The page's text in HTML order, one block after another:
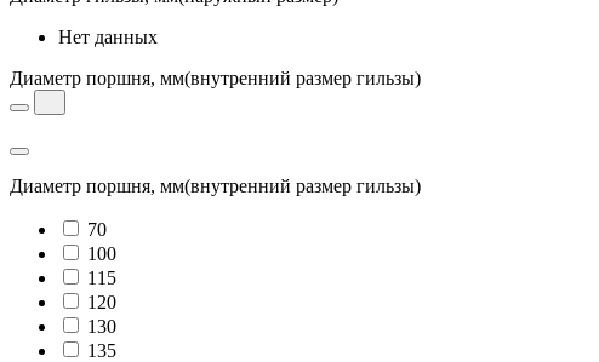
Нет данных
Диаметр поршня, мм(внутренний размер гильзы)
Диаметр поршня, мм(внутренний размер гильзы)
70
100
115
120
130
135